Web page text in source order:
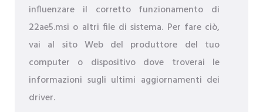
influenzare il corretto funzionamento di
22ae5.msi o altri file di sistema. Per fare ciò,
vai al sito Web del produttore del tuo
computer o dispositivo dove troverai le
informazioni sugli ultimi aggiornamenti dei
driver.